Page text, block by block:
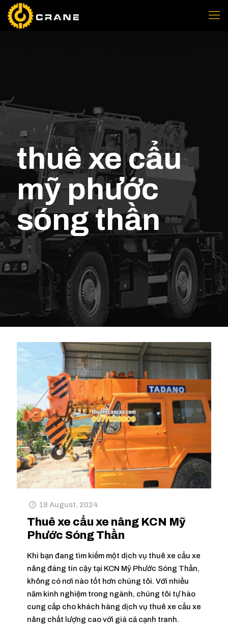
thuê xe cẩu
mỹ phước
sóng thần
18 August, 2024
Thuê xe cẩu xe nâng KCN Mỹ
Phước Sóng Thần
Khi bạn đang tìm kiếm một dịch vụ thuê xe cẩu xe
nâng đáng tin cậy tại KCN Mỹ Phước Sóng Thần,
không có nơi nào tốt hơn chúng tôi. Với nhiều
năm kinh nghiệm trong ngành, chúng tôi tự hào
cung cấp cho khách hàng dịch vụ thuê xe cẩu xe
nâng chất lượng cao với giá cả cạnh tranh.